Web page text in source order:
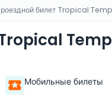
билет Tropical
Мобильные билеты